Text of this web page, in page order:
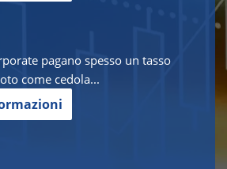
pagano spesso un tasso
come cedola...